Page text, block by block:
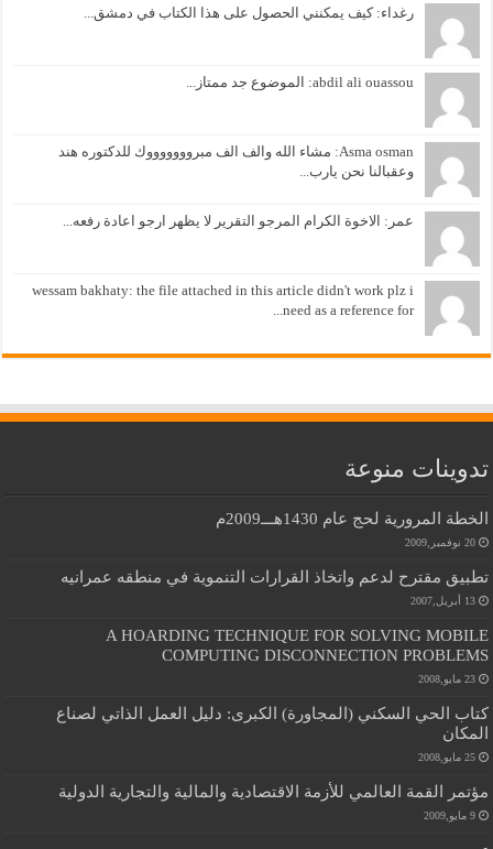
رغداء: كيف يمكنني الحصول على هذا الكتاب في دمشق...
abdil ali ouassou: الموضوع جد ممتاز...
Asma osman: مشاء الله والف الف مبروووووووك للدكتوره هند
وعقبالنا نحن يارب...
عمر: الاخوة الكرام المرجو التقرير لا يظهر ارجو اعادة رفعه...
wessam bakhaty: the file attached in this article didn't work plz i
need as a reference for...
تدوينات منوعة
الخطة المرورية لحج عام 1430هـــ2009م
20 نوفمبر,2009
تطبيق مقترح لدعم واتخاذ القرارات التنموية في منطقه عمرانيه
13 أبريل,2007
A HOARDING TECHNIQUE FOR SOLVING MOBILE
COMPUTING DISCONNECTION PROBLEMS
23 مايو,2008
كتاب الحي السكني (المجاورة) الكبرى: دليل العمل الذاتي لصناع
المكان
25 مايو,2008
مؤتمر القمة العالمي للأزمة الاقتصادية والمالية والتجارية الدولية
9 مايو,2009